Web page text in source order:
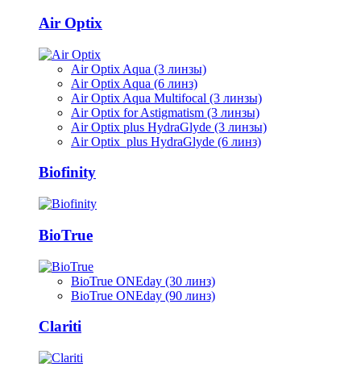
Air Optix
Air Optix Aqua (3 линзы)
Air Optix Aqua (6 линз)
Air Optix Aqua Multifocal (3 линзы)
Air Optix for Astigmatism (3 линзы)
Air Optix plus HydraGlyde (3 линзы)
Air Optix plus HydraGlyde (6 линз)
Biofinity
BioTrue
BioTrue ONEday (30 линз)
BioTrue ONEday (90 линз)
Clariti